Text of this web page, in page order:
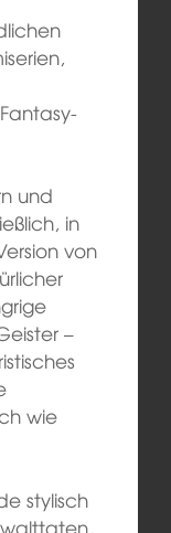
und
in
von
–
wie
stylisch